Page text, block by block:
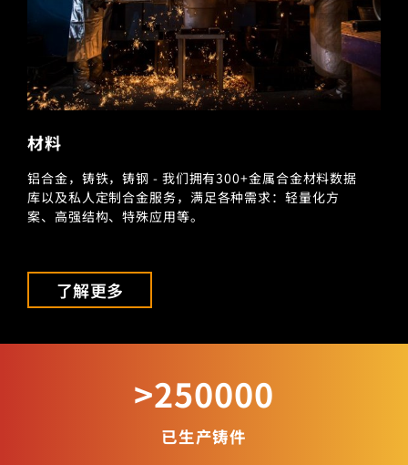
材料
铝合金，铸铁，铸钢 - 我们拥有300+金属合金材料数据
库以及私人定制合金服务，满足各种需求：轻量化方
案、高强结构、特殊应用等。
了解更多
>250000
已生产铸件